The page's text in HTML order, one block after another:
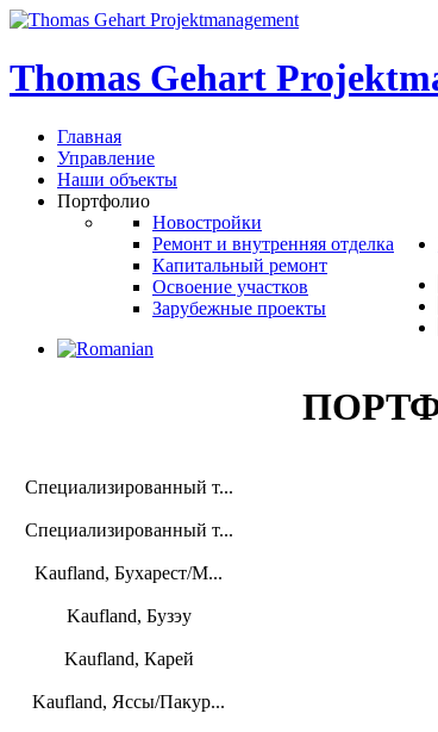
Thomas Gehart
Главная
Управление
Наши объекты
Портфолио
Новостройки
Ремонт и внутренняя отделка
Капитальный ремонт
Освоение участков
Зарубежные проекты
Специализированный т...
Специализированный т...
Kaufland, Бухарест/М...
Kaufland, Бузэу
Kaufland, Карей
Kaufland, Яссы/Пакур...